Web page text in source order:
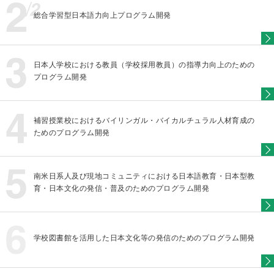
総合学習型日本語力向上プログラム開発
日本人学校における教員（学校採用教員）の指導力向上のための
プログラム開発
補習授業校におけるバイリンガル・バイカルチュラル人材育成の
ためのプログラム開発
南米日系人及び現地コミュニティにおける日本語教育・日本型教
育・日本文化の発信・普及のためのプログラム開発
学校図書館を活用した日本文化等の発信のためのプログラム開発